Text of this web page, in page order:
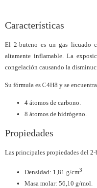
Características
El 2-buteno es un gas licuado
altamente inflamable. La
congelación causando la
Su fórmula es C4H8 y se
4 átomos de carbono.
8 átomos de hidrógeno.
Propiedades
Las principales propiedades del
Densidad: 1,81 g/cm3.
Masa molar: 56,10 g/mol.